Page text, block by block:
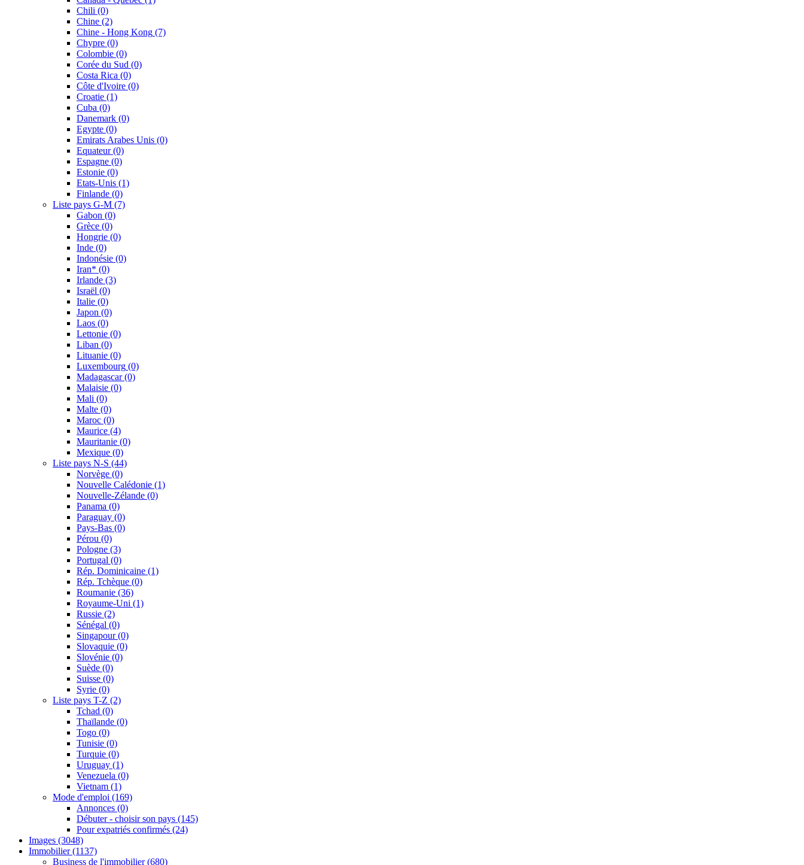
Chili (0)
Chine (2)
Chine - Hong Kong (7)
Chypre (0)
Colombie (0)
Corée du Sud (0)
Costa Rica (0)
Côte d'Ivoire (0)
Croatie (1)
Cuba (0)
Danemark (0)
Egypte (0)
Emirats Arabes Unis (0)
Equateur(0)
Espagne (0)
Estonie (0)
Etats-Unis (1)
Finlande (0)
Liste pays G-M (7)
Gabon (0)
Grèce (0)
Hongrie (0)
Inde (0)
Indonésie (0)
Iran* (0)
Irlande (3)
Israël (0)
Italie (0)
Japon (0)
Laos (0)
Lettonie (0)
Liban (0)
Lituanie (0)
Luxembourg (0)
Madagascar(0)
Malaisie (0)
Mali (0)
Malte (0)
Maroc (0)
Maurice (4)
Mauritanie (0)
Mexique (0)
Liste pays N-S (44)
Norvège (0)
Nouvelle Calédonie (1)
Nouvelle-Zélande (0)
Panama (0)
Paraguay (0)
Pays-Bas (0)
Pérou (0)
Pologne (3)
Portugal (0)
Rép. Dominicaine (1)
Rép. Tchèque (0)
Roumanie (36)
Royaume-Uni (1)
Russie (2)
Sénégal (0)
Singapour(0)
Slovaquie (0)
Slovénie (0)
Suède (0)
Suisse (0)
Syrie (0)
Liste pays T-Z (2)
Tchad (0)
Thaïlande (0)
Togo (0)
Tunisie (0)
Turquie (0)
Uruguay (1)
Venezuela (0)
Vietnam (1)
Mode d'emploi (169)
Annonces (0)
Débuter - choisir son pays (145)
Pour expatriés confirmés (24)
Images (3048)
Immobilier(1137)
Business de l'immobilier(680)